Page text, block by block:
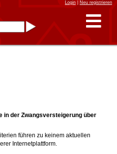
Login| Neu registrieren
in der Zwangsversteigerung über
führen zu keinem aktuellen
Internetplattform.